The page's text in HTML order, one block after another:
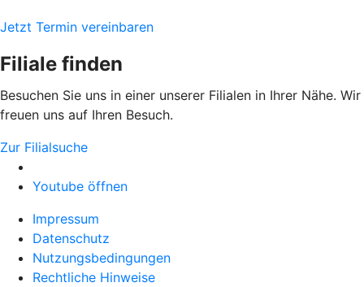
Jetzt Termin vereinbaren
Filiale finden
Besuchen Sie uns in einer unserer Filialen in Ihrer Nähe. Wir
freuen uns auf Ihren Besuch.
Zur Filialsuche
Youtube öffnen
Impressum
Datenschutz
Nutzungsbedingungen
Rechtliche Hinweise